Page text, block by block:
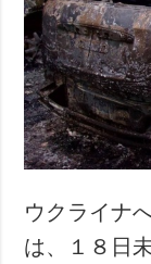
ウクライナ
は、１８日